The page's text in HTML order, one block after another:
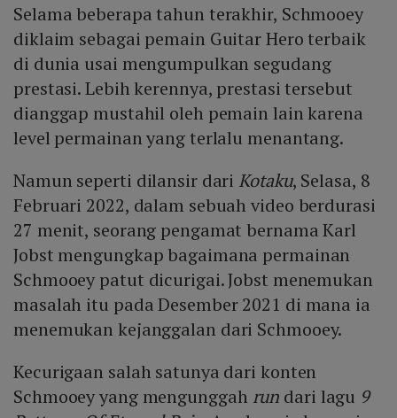
Selama beberapa tahun terakhir, Schmooey
diklaim sebagai pemain Guitar Hero terbaik
di dunia usai mengumpulkan segudang
prestasi. Lebih kerennya, prestasi tersebut
dianggap mustahil oleh pemain lain karena
level permainan yang terlalu menantang.
Namun seperti dilansir dari Kotaku, Selasa, 8
Februari 2022, dalam sebuah video berdurasi
27 menit, seorang pengamat bernama Karl
Jobst mengungkap bagaimana permainan
Schmooey patut dicurigai. Jobst menemukan
masalah itu pada Desember 2021 di mana ia
menemukan kejanggalan dari Schmooey.
Kecurigaan salah satunya dari konten
Schmooey yang mengunggah run dari lagu 9